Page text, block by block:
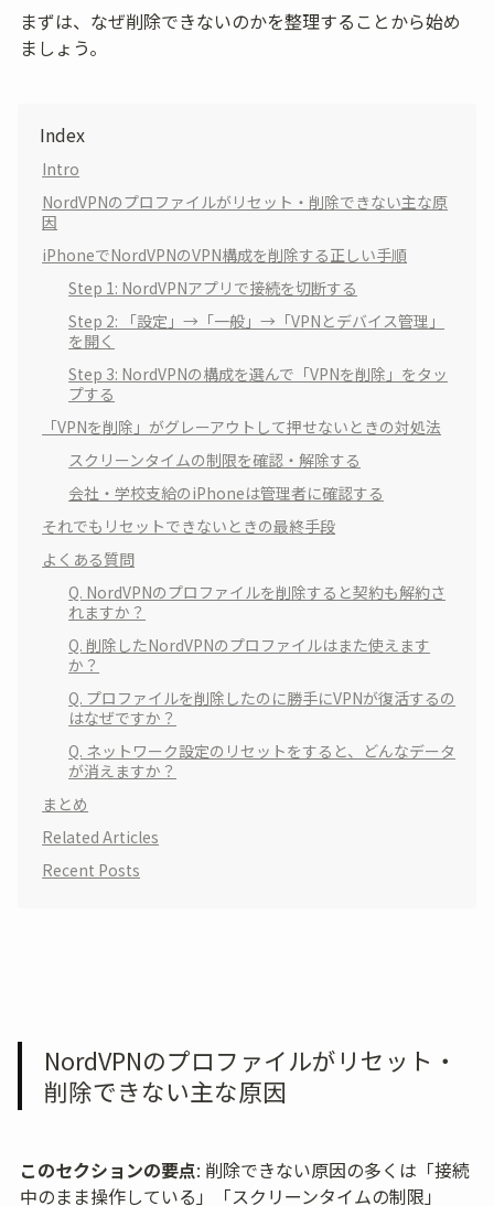
まずは、なぜ削除できないのかを整理することから始め
ましょう。
Index
Intro
NordVPNのプロファイルがリセット・削除できない主な原
因
iPhoneでNordVPNのVPN構成を削除する正しい手順
Step 1: NordVPNアプリで接続を切断する
Step 2: 「設定」→「一般」→「VPNとデバイス管理」
を開く
Step 3: NordVPNの構成を選んで「VPNを削除」をタッ
プする
「VPNを削除」がグレーアウトして押せないときの対処法
スクリーンタイムの制限を確認・解除する
会社・学校支給のiPhoneは管理者に確認する
それでもリセットできないときの最終手段
よくある質問
Q. NordVPNのプロファイルを削除すると契約も解約さ
れますか？
Q. 削除したNordVPNのプロファイルはまた使えます
か？
Q. プロファイルを削除したのに勝手にVPNが復活するの
はなぜですか？
Q. ネットワーク設定のリセットをすると、どんなデータ
が消えますか？
まとめ
Related Articles
Recent Posts
NordVPNのプロファイルがリセット・
削除できない主な原因
このセクションの要点: 削除できない原因の多くは「接続
中のまま操作している」「スクリーンタイムの制限」